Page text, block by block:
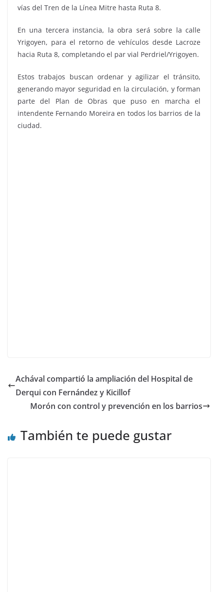
vías del Tren de la Línea Mitre hasta Ruta 8.
En una tercera instancia, la obra será sobre la calle
Yrigoyen, para el retorno de vehículos desde Lacroze
hacia Ruta 8, completando el par vial Perdriel/Yrigoyen.
Estos trabajos buscan ordenar y agilizar el tránsito,
generando mayor seguridad en la circulación, y forman
parte del Plan de Obras que puso en marcha el
intendente Fernando Moreira en todos los barrios de la
ciudad.
Achával compartió la ampliación del Hospital de
Derqui con Fernández y Kicillof
Morón con control y prevención en los barrios
También te puede gustar